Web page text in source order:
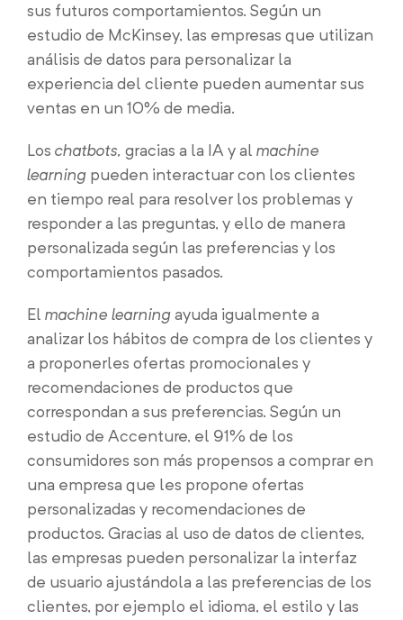
sus futuros comportamientos. Según un
estudio de McKinsey, las empresas que utilizan
análisis de datos para personalizar la
experiencia del cliente pueden aumentar sus
ventas en un 10% de media.
Los chatbots, gracias a la IA y al machine
learning pueden interactuar con los clientes
en tiempo real para resolver los problemas y
responder a las preguntas, y ello de manera
personalizada según las preferencias y los
comportamientos pasados.
El machine learningayuda igualmente a
analizar los hábitos de compra de los clientes y
a proponerles ofertas promocionales y
recomendaciones de productos que
correspondan a sus preferencias. Según un
estudio de Accenture, el 91% de los
consumidores son más propensos a comprar en
una empresa que les propone ofertas
personalizadas y recomendaciones de
productos. Gracias al uso de datos de clientes,
las empresas pueden personalizar la interfaz
de usuario ajustándola a las preferencias de los
clientes, por ejemplo el idioma, el estilo y las